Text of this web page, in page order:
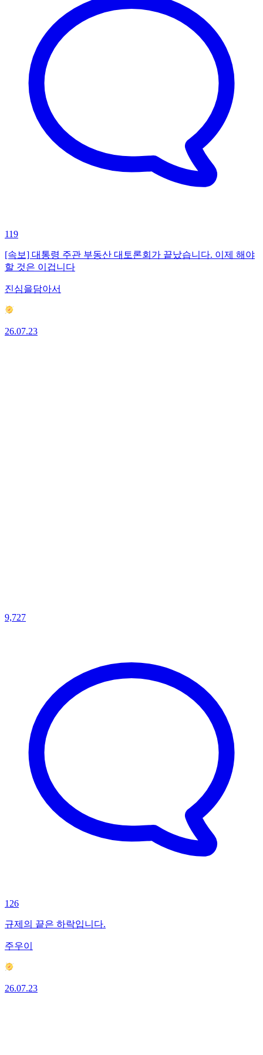
119
[속보] 대통령 주관 부동산 대토론회가 끝났습니다. 이제 해야
할 것은 이겁니다
진심을담아서
26.07.23
9,727
126
규제의 끝은 하락입니다.
주우이
26.07.23